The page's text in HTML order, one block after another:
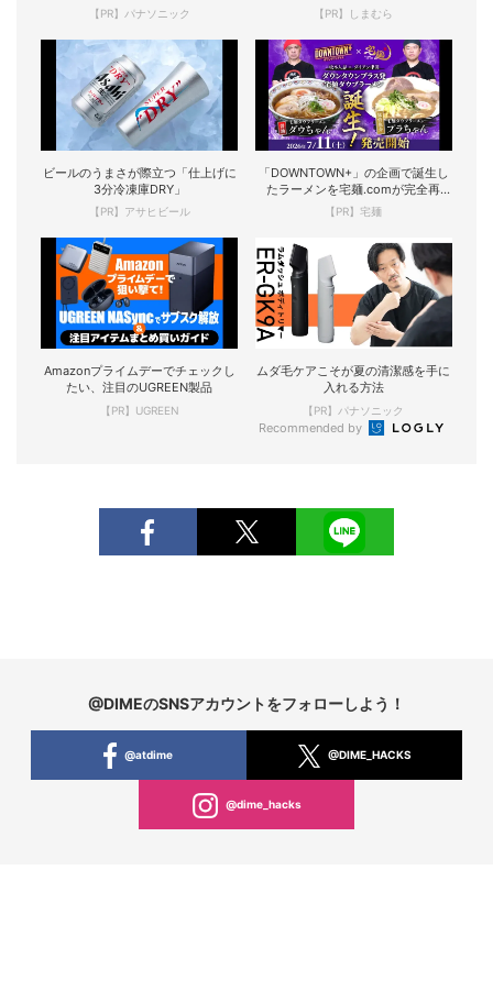
【PR】パナソニック 【PR】しまむら
ビールのうまさが際立つ「仕上げに
3分冷凍庫DRY」
【PR】アサヒビール
「DOWNTOWN+」の企画で誕生し
たラーメンを宅麺.comが完全再
現！
【PR】宅麺
Amazonプライムデーでチェックし
たい、注目のUGREEN製品
【PR】UGREEN
ムダ毛ケアこそが夏の清潔感を手に
入れる方法
【PR】パナソニック
Recommended by
@DIMEのSNSアカウントをフォローしよう！
@atdime @DIME_HACKS
@dime_hacks